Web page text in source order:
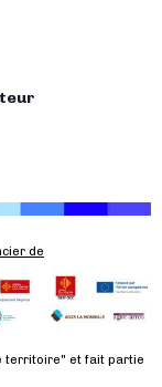
de
territoire" et fait partie